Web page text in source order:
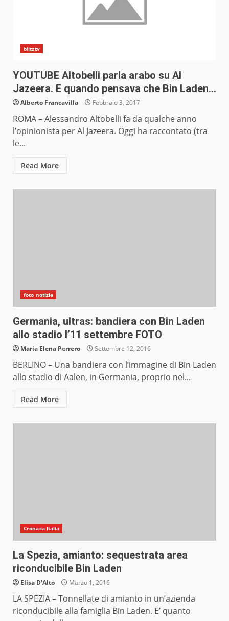
blitztv
YOUTUBE Altobelli parla arabo su Al
Jazeera. E quando pensava che Bin Laden…
Alberto Francavilla Febbraio 3, 2017
ROMA – Alessandro Altobelli fa da qualche anno
l’opinionista per Al Jazeera. Oggi ha raccontato (tra
le...
Read More
foto notizie
Germania, ultras: bandiera con Bin Laden
allo stadio l’11 settembre FOTO
Maria Elena Perrero Settembre 12, 2016
BERLINO – Una bandiera con l’immagine di Bin Laden
allo stadio di Aalen, in Germania, proprio nel...
Read More
Cronaca Italia
La Spezia, amianto: sequestrata area
riconducibile Bin Laden
Elisa D'Alto Marzo 1, 2016
LA SPEZIA – Tonnellate di amianto in un’azienda
riconducibile alla famiglia Bin Laden. E’ quanto